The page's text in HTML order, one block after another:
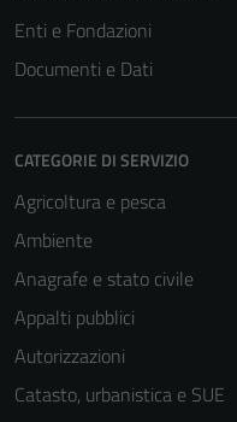
Enti e Fondazioni
Documenti e Dati
CATEGORIE DI SERVIZIO
Agricoltura e pesca
Ambiente
Anagrafe e stato civile
Appalti pubblici
Autorizzazioni
Catasto, urbanistica e SUE